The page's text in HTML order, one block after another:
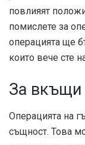
повлияят
помислете за
операцията ще
които вече сте
За вкъщи
Операцията на
същност. Това